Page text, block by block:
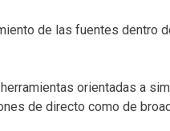
de las fuentes dentro
orientadas a
de directo como de